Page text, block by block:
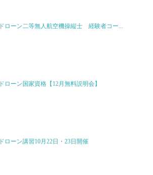
ドローン二等無人航空機操縦士 経験者コー...
ドローン国家資格【12月無料説明会】
ドローン講習10月22日・23日開催